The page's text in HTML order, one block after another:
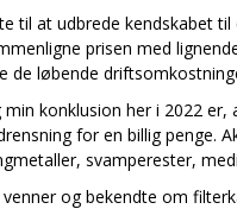
til at udbrede kendskabet
prisen med
de løbende
konklusion her i 2022
for en billig penge.
svamperester,
og bekendte om